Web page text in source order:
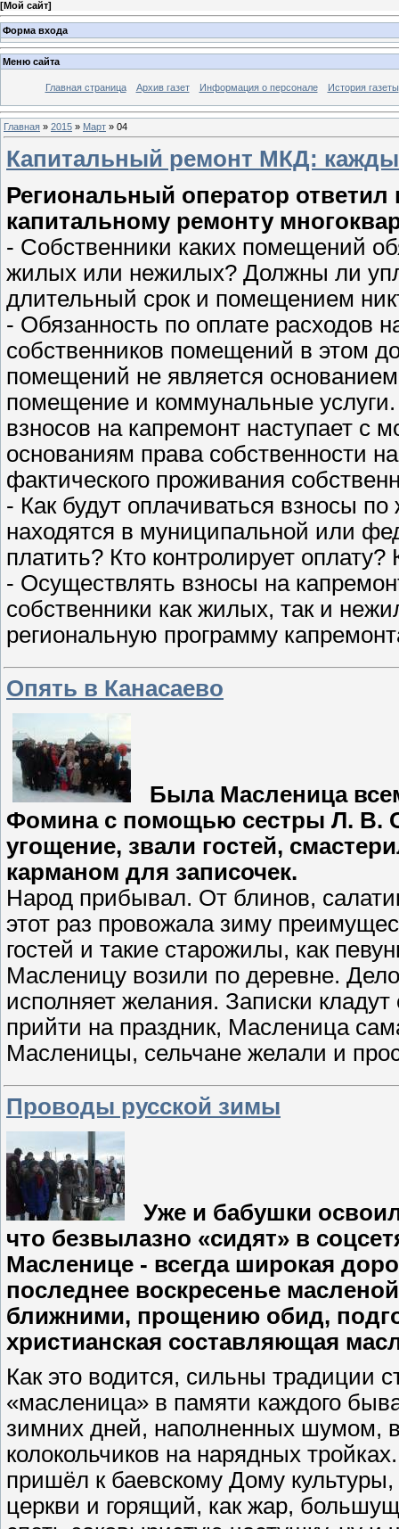
[Мой сайт]
Форма входа
Меню сайта
Главная страница Архив газет Информация о персонале История газеты
Главная » 2015 » Март » 04
Капитальный ремонт МКД:
Региональный оператор
капитальному ремонту
- Собственники каких помещений
жилых или нежилых? Должны ли
длительный срок и помещением
- Обязанность по оплате расходов
собственников помещений в этом
помещений не является
помещение и коммунальные
взносов на капремонт наступает с
основаниям права собственности
фактического проживания
- Как будут оплачиваться взносы
находятся в муниципальной или
платить? Кто контролирует оплату?
- Осуществлять взносы на
собственники как жилых, так и
региональную программу
Опять в Канасаево
Была Масленица
Фомина с помощью сестры Л. В.
угощение, звали гостей,
карманом для записочек.
Народ прибывал. От блинов,
этот раз провожала зиму
гостей и такие старожилы, как
Масленицу возили по деревне.
исполняет желания. Записки
прийти на праздник, Масленица
Масленицы, сельчане желали и
Проводы русской зимы
Уже и бабушки
что безвылазно «сидят» в
Масленице - всегда широкая
последнее воскресенье
ближними, прощению обид,
христианская составляющая
Как это водится, сильны традиции
«масленица» в памяти каждого
зимних дней, наполненных шумом,
колокольчиков на нарядных
пришёл к баевскому Дому
церкви и горящий, как жар,